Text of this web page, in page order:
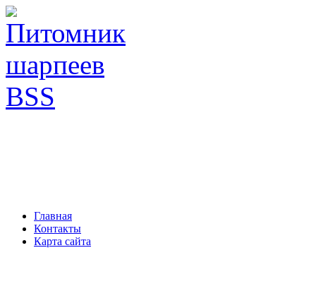
Главная
Контакты
Карта сайта